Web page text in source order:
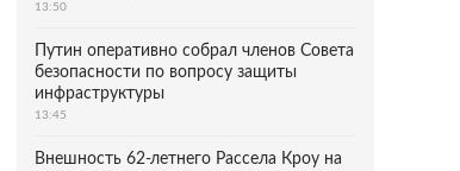
13:50
Путин оперативно собрал членов Совета
безопасности по вопросу защиты
инфраструктуры
13:45
Внешность 62-летнего Рассела Кроу на